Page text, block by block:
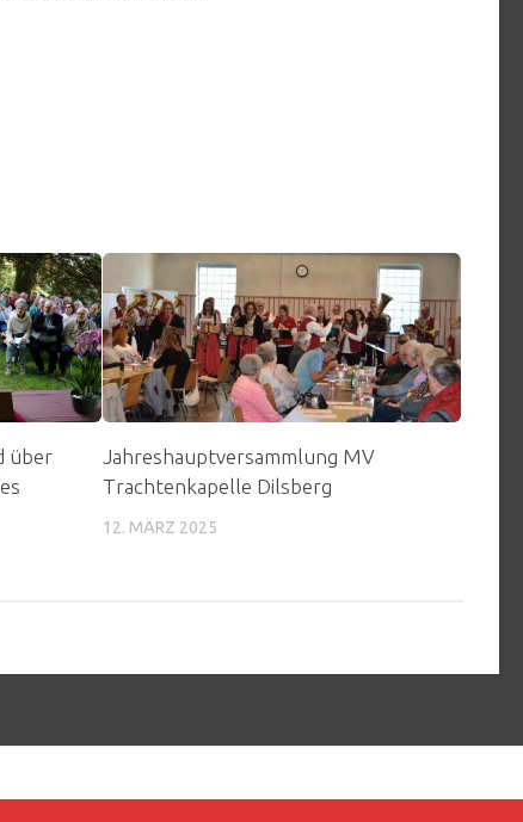
über
Jahreshauptversammlung MV
Trachtenkapelle Dilsberg
12. MÄRZ 2025